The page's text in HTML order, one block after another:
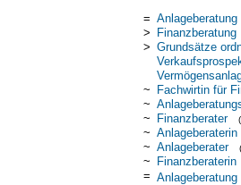
= Anlageberatung
> Finanzberatung
> Grundsätze
~ Fachwirtin für
~
~ Finanzberater
~ Anlageberaterin
~ Anlageberater
~ Finanzberaterin
= Anlageberatung